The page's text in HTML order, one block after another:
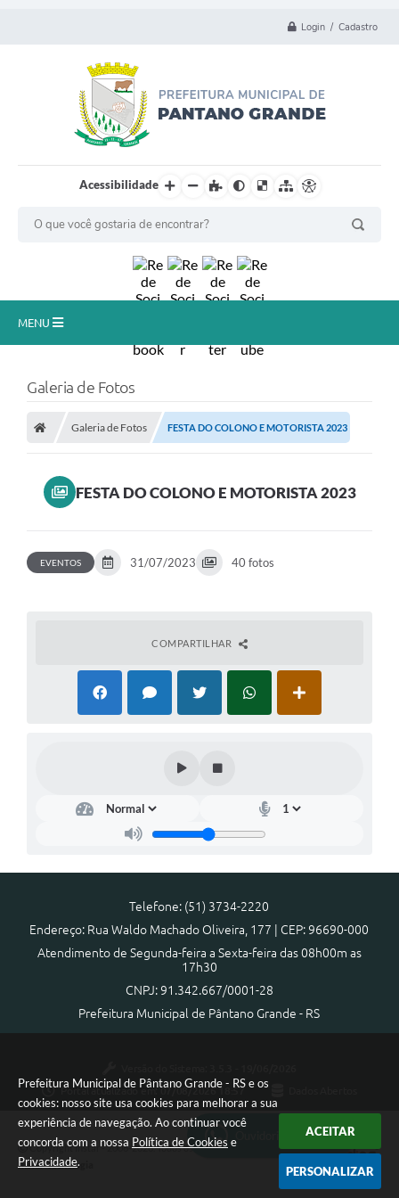
Prefeitura Municipal de Pântano Grande - RS e os
cookies: nosso site usa cookies para melhorar a sua
experiência de navegação. Ao continuar você
concorda com a nossa Política de Cookies e
Privacidade.
ACEITAR
PERSONALIZAR
Login / Cadastro
Acessibilidade
MENU
Município
Prefeitura
Secretarias
Expocal, Festa do Cavalo e o Relincho da Canção Nativa
Galeria de Fotos
Arquivos para Download
Contas Públicas
Legislação
Agenda
SIC
Diário Oficial
Galeria de Fotos
Galeria de Fotos FESTA DO COLONO E MOTORISTA 2023
FESTA DO COLONO E MOTORISTA 2023
EVENTOS 31/07/2023 40 fotos
COMPARTILHAR
Ouvidoria Municipal
Telefone: (51) 3734-2220
Endereço: Rua Waldo Machado Oliveira, 177 | CEP: 96690-000
Atendimento de Segunda-feira a Sexta-feira das 08h00m as
17h30
CNPJ: 91.342.667/0001-28
Prefeitura Municipal de Pântano Grande - RS
Portal atualizado em:07/08/2026 18:57
Copyright Instar - 2006-2026. Todos os direitos reservados -
Instar Tecnologia